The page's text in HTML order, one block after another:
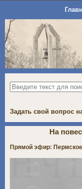
Задать свой вопрос
На
Прямой эфир: